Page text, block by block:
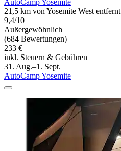
21,5 km von Yosemite West entfernt
9,4/10
Außergewöhnlich
(684 Bewertungen)
233 €
inkl. Steuern & Gebühren
31. Aug.–1. Sept.
AutoCamp Yosemite